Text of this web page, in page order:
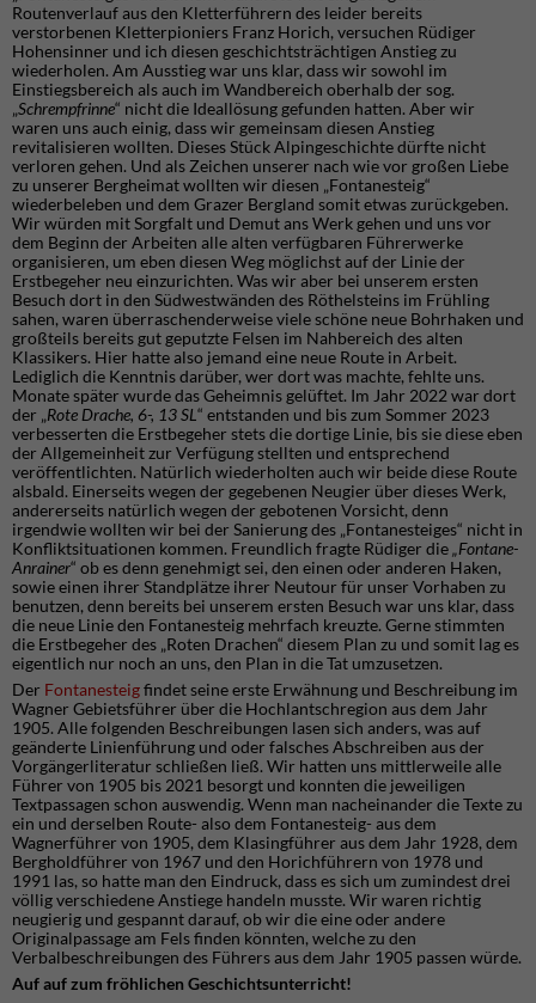
Routenverlauf aus den Kletterführern des leider bereits
verstorbenen Kletterpioniers Franz Horich, versuchen Rüdiger
Hohensinner und ich diesen geschichtsträchtigen Anstieg zu
wiederholen. Am Ausstieg war uns klar, dass wir sowohl im
Einstiegsbereich als auch im Wandbereich oberhalb der sog.
„Schrempfrinne“ nicht die Ideallösung gefunden hatten. Aber wir
waren uns auch einig, dass wir gemeinsam diesen Anstieg
revitalisieren wollten. Dieses Stück Alpingeschichte dürfte nicht
verloren gehen. Und als Zeichen unserer nach wie vor großen Liebe
zu unserer Bergheimat wollten wir diesen „Fontanesteig“
wiederbeleben und dem Grazer Bergland somit etwas zurückgeben.
Wir würden mit Sorgfalt und Demut ans Werk gehen und uns vor
dem Beginn der Arbeiten alle alten verfügbaren Führerwerke
organisieren, um eben diesen Weg möglichst auf der Linie der
Erstbegeher neu einzurichten. Was wir aber bei unserem ersten
Besuch dort in den Südwestwänden des Röthelsteins im Frühling
sahen, waren überraschenderweise viele schöne neue Bohrhaken und
großteils bereits gut geputzte Felsen im Nahbereich des alten
Klassikers. Hier hatte also jemand eine neue Route in Arbeit.
Lediglich die Kenntnis darüber, wer dort was machte, fehlte uns.
Monate später wurde das Geheimnis gelüftet. Im Jahr 2022 war dort
der „Rote Drache, 6-, 13 SL “ entstanden und bis zum Sommer 2023
verbesserten die Erstbegeher stets die dortige Linie, bis sie diese eben
der Allgemeinheit zur Verfügung stellten und entsprechend
veröffentlichten. Natürlich wiederholten auch wir beide diese Route
alsbald. Einerseits wegen der gegebenen Neugier über dieses Werk,
andererseits natürlich wegen der gebotenen Vorsicht, denn
irgendwie wollten wir bei der Sanierung des „Fontanesteiges“ nicht in
Konfliktsituationen kommen. Freundlich fragte Rüdiger die„Fontane-
Anrainer“ ob es denn genehmigt sei, den einen oder anderen Haken,
sowie einen ihrer Standplätze ihrer Neutour für unser Vorhaben zu
benutzen, denn bereits bei unserem ersten Besuch war uns klar, dass
die neue Linie den Fontanesteig mehrfach kreuzte. Gerne stimmten
die Erstbegeher des „Roten Drachen“ diesem Plan zu und somit lag es
eigentlich nur noch an uns, den Plan in die Tat umzusetzen.
Der Fontanesteigfindet seine erste Erwähnung und Beschreibung im
Wagner Gebietsführer über die Hochlantschregion aus dem Jahr
1905. Alle folgenden Beschreibungen lasen sich anders, was auf
geänderte Linienführung und oder falsches Abschreiben aus der
Vorgängerliteratur schließen ließ. Wir hatten uns mittlerweile alle
Führer von 1905 bis 2021 besorgt und konnten die jeweiligen
Textpassagen schon auswendig. Wenn man nacheinander die Texte zu
ein und derselben Route- also dem Fontanesteig- aus dem
Wagnerführer von 1905, dem Klasingführer aus dem Jahr 1928, dem
Bergholdführer von 1967 und den Horichführern von 1978 und
1991 las, so hatte man den Eindruck, dass es sich um zumindest drei
völlig verschiedene Anstiege handeln musste. Wir waren richtig
neugierig und gespannt darauf, ob wir die eine oder andere
Originalpassage am Fels finden könnten, welche zu den
Verbalbeschreibungen des Führers aus dem Jahr 1905 passen würde.
Auf auf zum fröhlichen Geschichtsunterricht!